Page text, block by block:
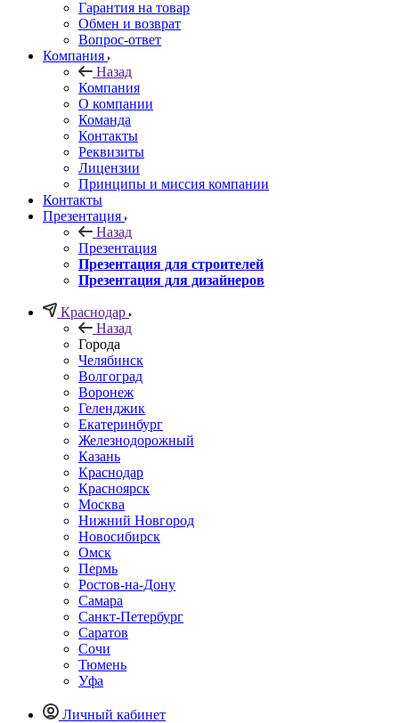
Гарантия на товар
Обмен и возврат
Вопрос-ответ
Компания
Назад
Компания
О компании
Команда
Контакты
Реквизиты
Лицензии
Принципы и миссия компании
Контакты
Презентация
Назад
Презентация
Презентация для строителей
Презентация для дизайнеров
Краснодар
Назад
Города
Челябинск
Волгоград
Воронеж
Геленджик
Екатеринбург
Железнодорожный
Казань
Краснодар
Красноярск
Москва
Нижний Новгород
Новосибирск
Омск
Пермь
Ростов-на-Дону
Самара
Санкт-Петербург
Саратов
Сочи
Тюмень
Уфа
Личный кабинет